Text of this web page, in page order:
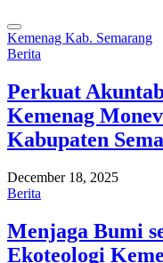
Kemenag Kab. Semarang
Berita
Perkuat
Kemenag
Kabupaten
December 18, 2025
Berita
Menjaga Bumi
Ekoteologi